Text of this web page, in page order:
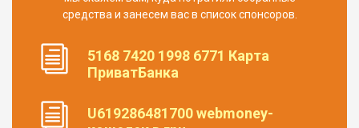
средства и занесем вас в список спонсоров.
5168 7420 1998 6771 Карта
ПриватБанка
U619286481700 webmoney-